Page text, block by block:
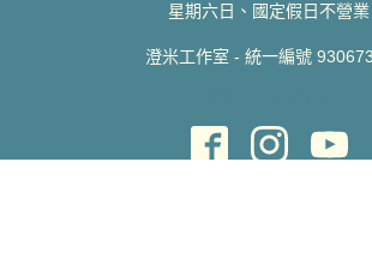
星期六日、國定假日不營業
澄米工作室 - 統一編號